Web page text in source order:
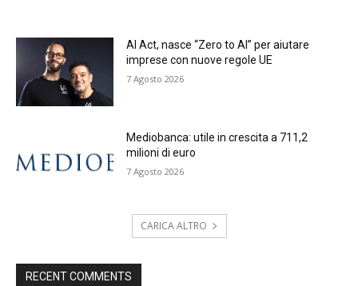
AI Act, nasce “Zero to AI” per aiutare
imprese con nuove regole UE
7 Agosto 2026
Mediobanca: utile in crescita a 711,2
milioni di euro
7 Agosto 2026
CARICA ALTRO
RECENT COMMENTS